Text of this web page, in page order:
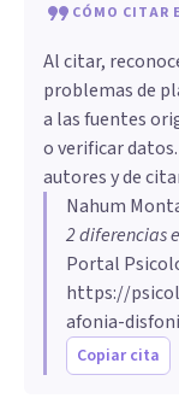
CÓMO CITAR
Al citar,
problemas de
a las fuentes
o verificar
autores y de
Nahum
2 diferencias
Portal
https://
afonia-
Copiar cita